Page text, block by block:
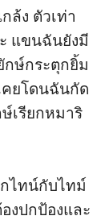
ล้ง ตัวเท่า
แขนฉันยังมี
กษ์กระตุกยิ้ม
คยโดนฉันกัด
เรียกหมาริ
ไทน์กับไทม์
งปกป้องและ